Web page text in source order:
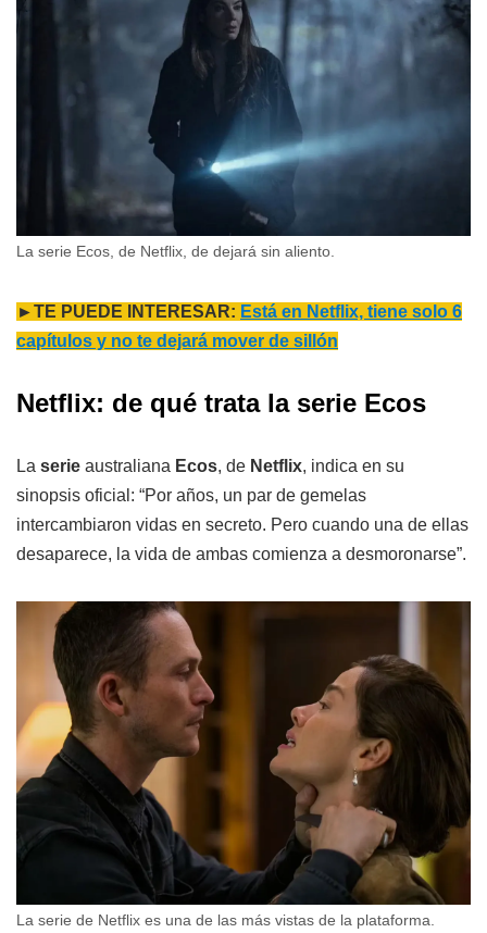
La serie Ecos, de Netflix, de dejará sin aliento.
►TE PUEDE INTERESAR: Está en Netflix, tiene solo 6
capítulos y no te dejará mover de sillón
Netflix: de qué trata la serie Ecos
La serie australiana Ecos, de Netflix, indica en su
sinopsis oficial: “Por años, un par de gemelas
intercambiaron vidas en secreto. Pero cuando una de ellas
desaparece, la vida de ambas comienza a desmoronarse”.
La serie de Netflix es una de las más vistas de la plataforma.